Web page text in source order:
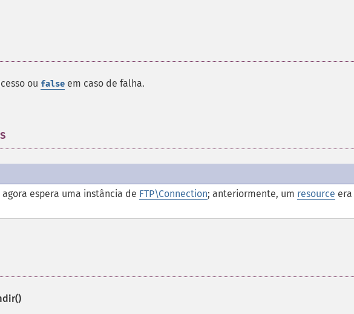
ou false em caso de falha.
agora espera uma instância de FTP\Connection; anteriormente, um resource era